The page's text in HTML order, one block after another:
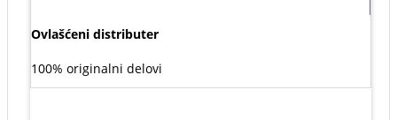
Ovlašćeni distributer
100% originalni delovi